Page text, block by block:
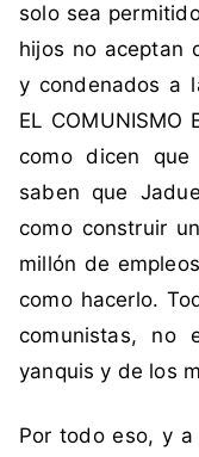
solo sea
hijos no aceptan
y condenados a
EL COMUNISMO
como dicen
saben que
como construir
millón de
como hacerlo.
comunistas, no
yanquis y de los
Por todo eso, y